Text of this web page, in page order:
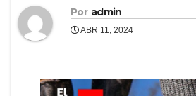
Por admin
ABR 11, 2024